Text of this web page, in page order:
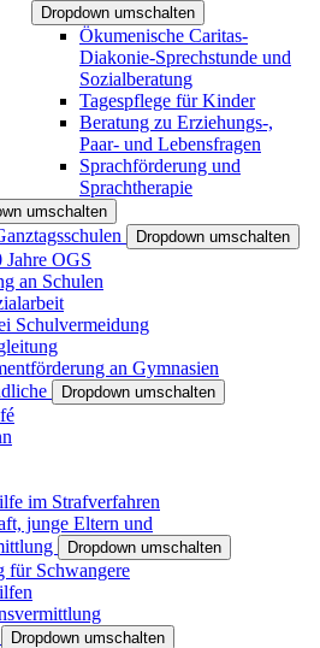
Dropdown umschalten
Ökumenische Caritas-
Diakonie-Sprechstunde und
Sozialberatung
Tagespflege für Kinder
Beratung zu Erziehungs-,
Paar- und Lebensfragen
Sprachförderung und
Sprachtherapie
umschalten
Dropdown umschalten
Jahre OGS
an Schulen
Schulvermeidung
an Gymnasien
Dropdown umschalten
im Strafverfahren
junge Eltern und
Dropdown umschalten
für Schwangere
Dropdown umschalten